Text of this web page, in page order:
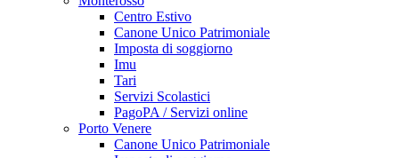
Centro Estivo
Canone Unico Patrimoniale
Imposta di soggiorno
Imu
Tari
Servizi Scolastici
PagoPA / Servizi online
Porto Venere
Canone Unico Patrimoniale